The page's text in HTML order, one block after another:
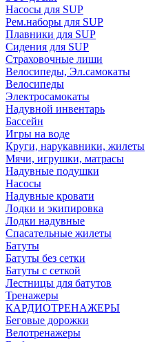
Насосы для SUP
Рем.наборы для SUP
Плавники для SUP
Сидения для SUP
Страховочные лиши
Велосипеды, Эл.самокаты
Велосипеды
Электросамокаты
Надувной инвентарь
Бассейн
Игры на воде
Круги, нарукавники, жилеты
Мячи, игрушки, матрасы
Надувные подушки
Насосы
Надувные кровати
Лодки и экипировка
Лодки надувные
Спасательные жилеты
Батуты
Батуты без сетки
Батуты с сеткой
Лестницы для батутов
Тренажеры
КАРДИОТРЕНАЖЕРЫ
Беговые дорожки
Велотренажеры